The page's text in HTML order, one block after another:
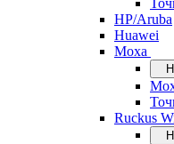
HP/Aruba
Huawei
Moxa
Ruckus